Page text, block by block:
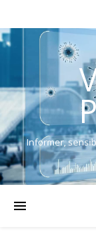
Informer,